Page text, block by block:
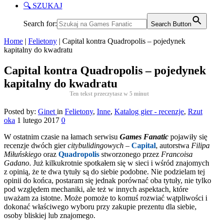
🔍 SZUKAJ
Search for: Search Button
Home | Felietony | Capital kontra Quadropolis – pojedynek
kapitalny do kwadratu
Capital kontra Quadropolis – pojedynek
kapitalny do kwadratu
Ten tekst przeczytasz w 5 minut
Posted by: Ginet in Felietony, Inne, Katalog gier - recenzje, Rzut
oka 1 lutego 2017 0
W ostatnim czasie na łamach serwisu Games Fanatic pojawiły się
recenzje dwóch giercitybulidingowych – Capital, autorstwa Filipa
Miłuńskiego oraz Quadropolis stworzonego przez Francoisa
Gadano. Już kilkukrotnie spotkałem się w sieci i wśród znajomych
z opinią, że te dwa tytuły są do siebie podobne. Nie podzielam tej
opinii do końca, postaram się jednak porównać oba tytuły, nie tylko
pod względem mechaniki, ale też w innych aspektach, które
uważam za istotne. Może pomoże to komuś rozwiać wątpliwości i
dokonać właściwego wyboru przy zakupie prezentu dla siebie,
osoby bliskiej lub znajomego.